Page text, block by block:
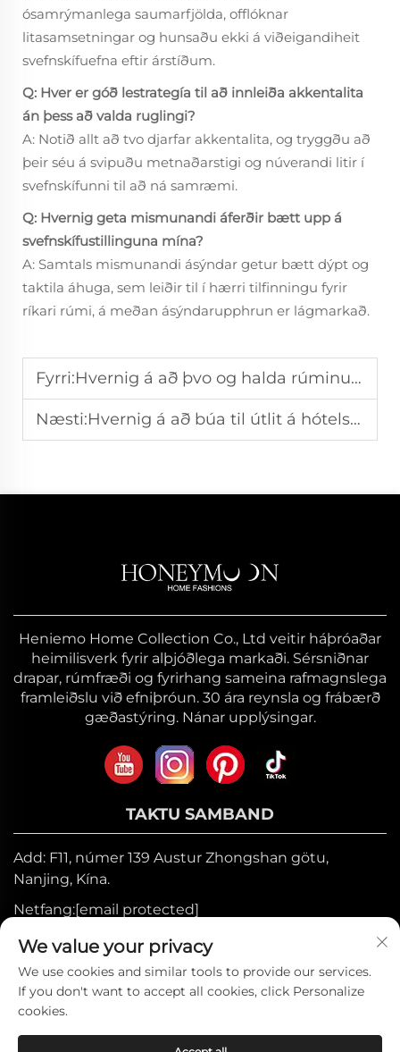
ósamrýmanlega saumarfjölda, offlóknar
litasamsetningar og hunsaðu ekki á viðeigandiheit
svefnskífuefna eftir árstíðum.
Q: Hver er góð lestrategía til að innleiða akkentalita
án þess að valda ruglingi?
A: Notið allt að tvo djarfar akkentalita, og tryggðu að
þeir séu á svipuðu metnaðarstigi og núverandi litir í
svefnskífunni til að ná samræmi.
Q: Hvernig geta mismunandi áferðir bætt upp á
svefnskífustillinguna mína?
A: Samtals mismunandi ásýndar getur bætt dýpt og
taktila áhuga, sem leiðir til í hærri tilfinningu fyrir
ríkari rúmi, á meðan ásýndarupphrun er lágmarkað.
Fyrri:Hvernig á að þvo og halda rúminu í pokanum
Næsti:Hvernig á að búa til útlit á hótelssengi í hærra flokki heima
Heniemo Home Collection Co., Ltd veitir háþróaðar
heimilisverk fyrir alþjóðlega markaði. Sérsniðnar
drapar, rúmfræði og fyrirhang sameina rafmagnslega
framleiðslu við efniþróun. 30 ára reynsla og frábærð
gæðastýring. Nánar upplýsingar.
TAKTU SAMBAND
Add: F11, númer 139 Austur Zhongshan götu,
Nanjing, Kína.
Netfang:[email protected]
Farsími:+86-17327710449
Sími:+86-025-84573776
Höfundarréttur © 2025 hjá Heniemo Home
We value your privacy
We use cookies and similar tools to provide our services.
If you don't want to accept all cookies, click Personalize
cookies.